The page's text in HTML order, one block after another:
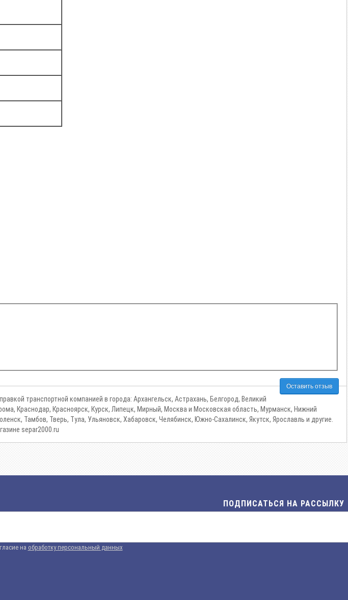
Оставить отзыв
транспортной компанией в города: Архангельск, Астрахань, Белгород, Великий
Краснодар, Красноярск, Курск, Липецк, Мирный, Москва и Московская область, Мурманск, Нижний
Тамбов, Тверь, Тула, Ульяновск, Хабаровск, Челябинск, Южно-Сахалинск, Якутск, Ярославль и другие.
separ2000.ru
ПОДПИСАТЬСЯ НА РАССЫЛКУ
на обработку персональный данных